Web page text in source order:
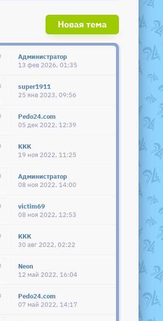
Новая тема
Администратор
13 фев 2026, 01:35
super1911
25 янв 2023, 09:56
Pedo24.com
05 дек 2022, 12:39
KKK
19 ноя 2022, 11:25
Администратор
08 ноя 2022, 14:00
victim69
08 ноя 2022, 12:53
KKK
30 авг 2022, 02:22
Neon
12 май 2022, 16:04
Pedo24.com
07 май 2022, 14:17